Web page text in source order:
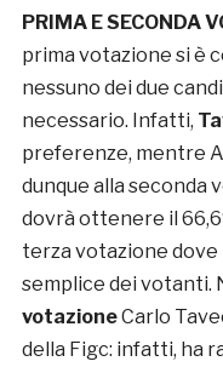
PRIMA E SECONDA
prima votazione si è
nessuno dei due
necessario. Infatti,
preferenze, mentre
dunque alla seconda
dovrà ottenere il
terza votazione dove
semplice dei votanti.
votazioneCarlo
della Figc: infatti, ha